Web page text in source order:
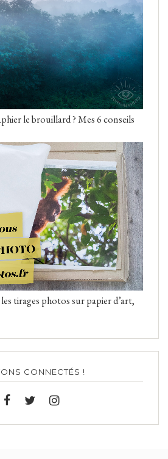
le brouillard ? Mes 6 conseils
tirages photos sur papier d’art,
CONNECTÉS !